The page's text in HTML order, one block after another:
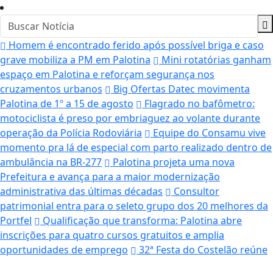
Homem é encontrado ferido após possível briga e caso
grave mobiliza a PM em Palotina
Mini rotatórias ganham
espaço em Palotina e reforçam segurança nos
cruzamentos urbanos
Big Ofertas Datec movimenta
Palotina de 1º a 15 de agosto
Flagrado no bafômetro:
motociclista é preso por embriaguez ao volante durante
operação da Polícia Rodoviária
Equipe do Consamu vive
momento pra lá de especial com parto realizado dentro de
ambulância na BR-277
Palotina projeta uma nova
Prefeitura e avança para a maior modernização
administrativa das últimas décadas
Consultor
patrimonial entra para o seleto grupo dos 20 melhores da
Portfel
Qualificação que transforma: Palotina abre
inscrições para quatro cursos gratuitos e amplia
oportunidades de emprego
32ª Festa do Costelão reúne